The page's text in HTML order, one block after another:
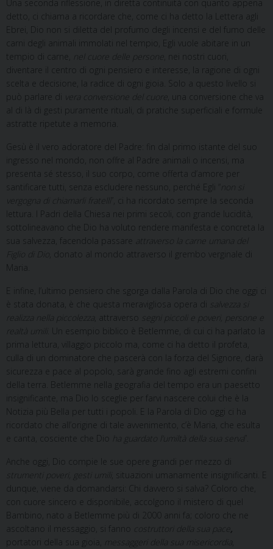
Una seconda riflessione, in diretta continuità con quanto appena
detto, ci chiama a ricordare che, come ci ha detto la Lettera agli
Ebrei, Dio non si diletta del profumo degli incensi e del fumo delle
carni degli animali immolati nel tempio, Egli vuole abitare in un
tempio di carne,
, nei nostri cuori,
diventare il centro di ogni pensiero e interesse, la ragione di ogni
scelta e decisione, la radice di ogni gioia. Solo a questo livello si
può parlare di
, una conversione che va
al di là di gesti puramente rituali, di pratiche superficiali e formule
astratte ripetute a memoria.
Gesù è il vero adoratore del Padre: fin dal primo istante del suo
ingresso nel mondo, non offre al Padre animali o incensi, ma
presenta sé stesso, il suo corpo, come offerta d’amore per
santificare tutti, senza escludere nessuno, perché Egli “
”, ci ha ricordato sempre la seconda
lettura. I Padri della Chiesa nei primi secoli, con grande lucidità,
sottolineavano che Dio ha voluto rendere manifesta e concreta la
sua salvezza, facendola passare
, donato al mondo attraverso il grembo verginale di
Maria.
E infine, l’ultimo pensiero che sgorga dalla Parola di Dio che oggi ci
è stata donata, è che questa meravigliosa opera di
salvezza si
realizza nella piccolezza
, attraverso
. Un esempio biblico è Betlemme, di cui ci ha parlato la
prima lettura, villaggio piccolo ma, come ci ha detto il profeta,
culla di un dominatore che pascerà con la forza del Signore, darà
sicurezza e pace al popolo, sarà grande fino agli estremi confini
della terra. Betlemme nella geografia del tempo era un paesetto
insignificante, ma Dio lo sceglie per farvi nascere colui che è la
Notizia più Bella per tutti i popoli. E la Parola di Dio oggi ci ha
ricordato che all’origine di tale avvenimento, c’è Maria, che esulta
e canta, cosciente che Dio
Anche oggi, Dio compie le sue opere grandi per mezzo di
, situazioni umanamente insignificanti. E
dunque, viene da domandarsi: Chi davvero si salva? Coloro che,
con cuore sincero e disponibile, accolgono il mistero di quel
Bambino, nato a Betlemme più di 2000 anni fa; coloro che ne
ascoltano il messaggio, si fanno
,
portatori della sua gioia,